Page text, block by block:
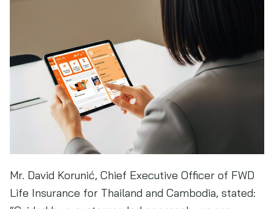
Mr. David Korunić, Chief Executive Officer of FWD
Life Insurance for Thailand and Cambodia, stated: